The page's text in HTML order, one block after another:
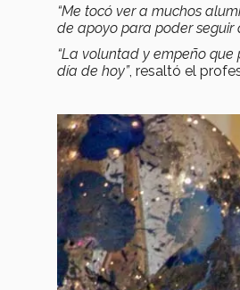
“Me tocó ver a muchos
de apoyo para poder seguir
“La voluntad y empeño que
día de hoy”, resaltó el